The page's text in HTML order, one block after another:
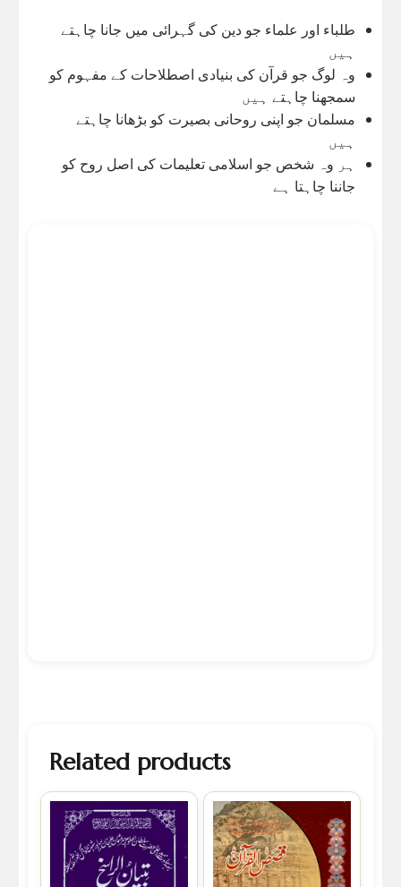
طلباء اور علماء جو دین کی گہرائی میں جانا چاہتے
ہیں
وہ لوگ جو قرآن کی بنیادی اصطلاحات کے مفہوم کو
سمجھنا چاہتے ہیں
مسلمان جو اپنی روحانی بصیرت کو بڑھانا چاہتے
ہیں
ہر وہ شخص جو اسلامی تعلیمات کی اصل روح کو
جاننا چاہتا ہے
Related products